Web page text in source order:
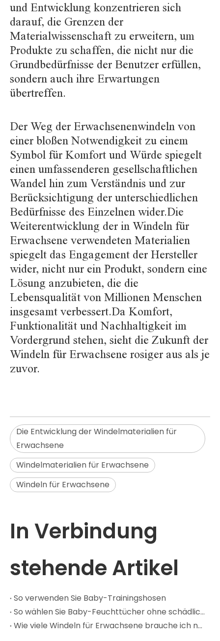
und Entwicklung konzentrieren sich
darauf, die Grenzen der
Materialwissenschaft zu erweitern, um
Produkte zu schaffen, die nicht nur die
Grundbedürfnisse der Benutzer erfüllen,
sondern auch ihre Erwartungen
übertreffen.
Der Weg der Erwachsenenwindeln von
einer bloßen Notwendigkeit zu einem
Symbol für Komfort und Würde spiegelt
einen umfassenderen gesellschaftlichen
Wandel hin zum Verständnis und zur
Berücksichtigung der unterschiedlichen
Bedürfnisse des Einzelnen wider.Die
Weiterentwicklung der in Windeln für
Erwachsene verwendeten Materialien
spiegelt das Engagement der Hersteller
wider, nicht nur ein Produkt, sondern eine
Lösung anzubieten, die die
Lebensqualität von Millionen Menschen
insgesamt verbessert.Da Komfort,
Funktionalität und Nachhaltigkeit im
Vordergrund stehen, sieht die Zukunft der
Windeln für Erwachsene rosiger aus als je
zuvor.
Die Entwicklung der Windelmaterialien für
Erwachsene
Windelmaterialien für Erwachsene
Windeln für Erwachsene
In Verbindung
stehende Artikel
So verwenden Sie Baby-Trainingshosen
So wählen Sie Baby-Feuchttücher ohne schädliche Chemikalien aus
Wie viele Windeln für Erwachsene brauche ich nach der Geburt?